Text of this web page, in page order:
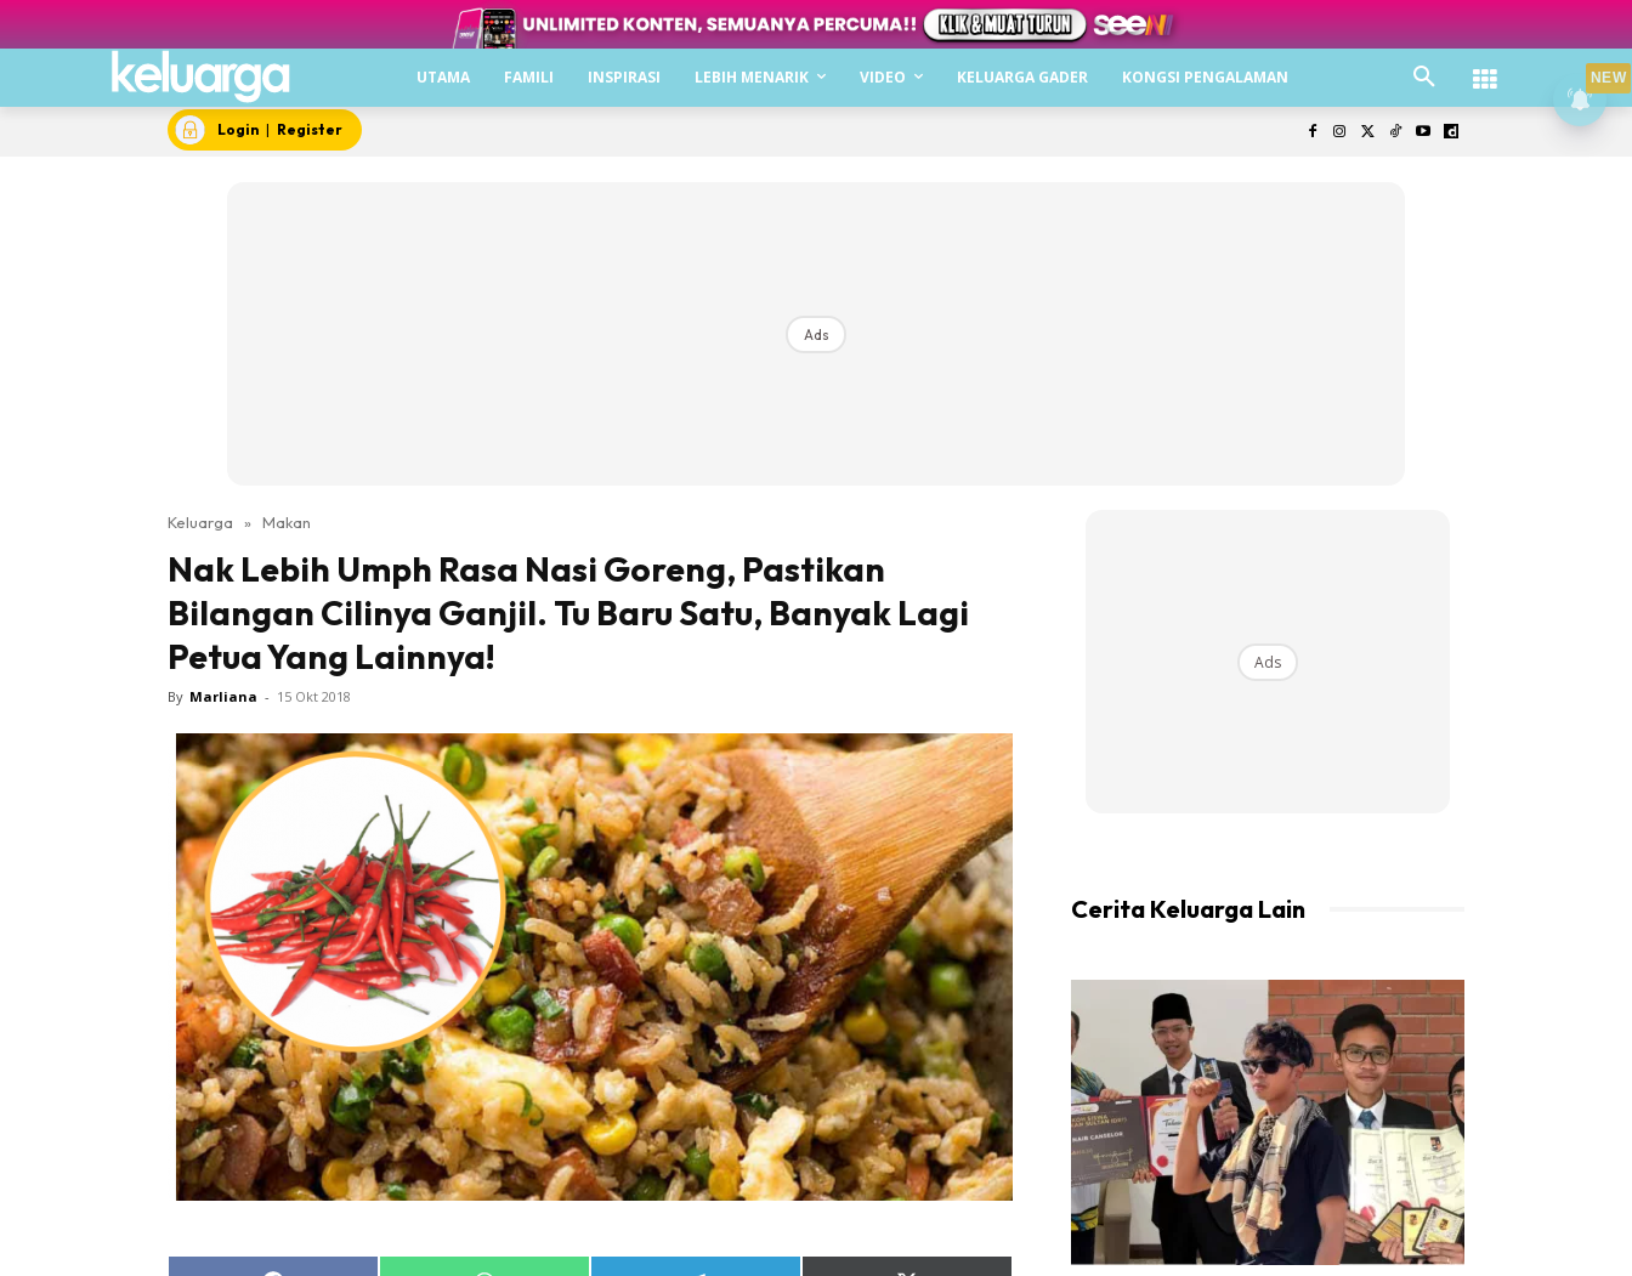
UTAMA FAMILI INSPIRASI LEBIH MENARIK VIDEO KELUARGA GADER KONGSI PENGALAMAN
Login | Register
Ads
Keluarga » Makan
Nak Lebih Umph Rasa Nasi Goreng, Pastikan
Bilangan Cilinya Ganjil. Tu Baru Satu, Banyak Lagi
Petua Yang Lainnya!
By Marliana - 15 Okt 2018
Ads
Cerita Keluarga Lain
NEW